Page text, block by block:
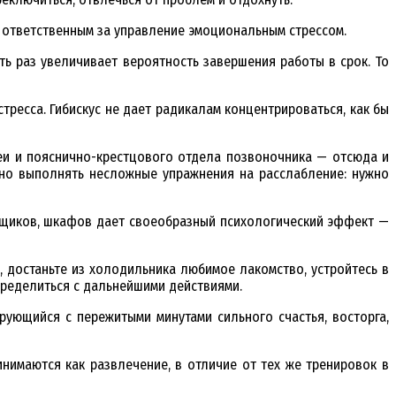
за управление эмоциональным стрессом.
раз увеличивает вероятность завершения работы в срок. То
Гибискус не дает радикалам концентрироваться, как бы
и пояснично-крестцового отдела позвоночника — отсюда и
выполнять несложные упражнения на расслабление: нужно
шкафов дает своеобразный психологический эффект —
из холодильника любимое лакомство, устройтесь в
с дальнейшими действиями.
с пережитыми минутами сильного счастья, восторга,
как развлечение, в отличие от тех же тренировок в